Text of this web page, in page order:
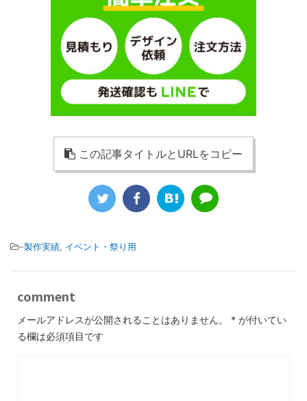
この記事タイトルとURLをコピー
-製作実績, イベント・祭り用
comment
メールアドレスが公開されることはありません。 * が付いてい
る欄は必須項目です